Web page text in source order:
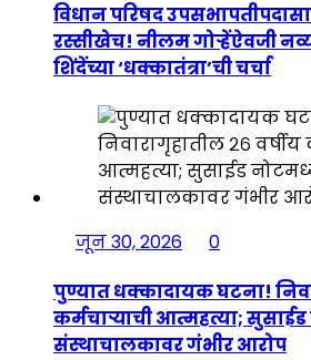
विधान परिषद
रस्सीखेच! नीलम गोऱ्हेंऐवजी
शिंदेंच्या ‘धक्कातंत्रा’ची चर्चा
जून 30, 2026
0
पुण्यात धक्कादायक घटना!
कर्मचाऱ्याची आत्महत्या;
संस्थाचालकावर गंभीर आरोप